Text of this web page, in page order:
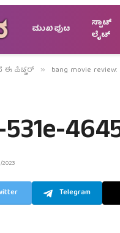
ಮುಖಪುಟ
ಸ್ಪಾಟ್
ಲೈಟ್
ಈ ಪಿಚ್ಚರ್ » bang movie
Telegram